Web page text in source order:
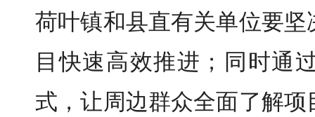
荷叶镇和县直有关单位要
目快速高效推进；同时通
式，让周边群众全面了解